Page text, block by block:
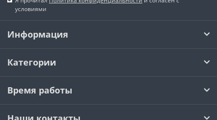
условиями
Информация
Категории
Время работы